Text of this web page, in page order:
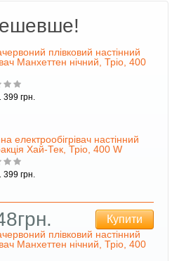
плівковий настінний
Манхеттен нічний, Тріо, 400
399 грн.
електрообігрівач настінний
Хай-Тек, Тріо, 400 W
399 грн.
Купити
плівковий настінний
Манхеттен нічний, Тріо, 400